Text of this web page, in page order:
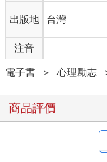
「在這世界上，最容易
從來不批評任何人，只
衷嘉獎他人，從不吝惜讚
某件事，卻一句好話也不
「我一生交遊廣闊，走
稱，「但我發現，無論
出版地 台灣
注音
電子書 ＞ 心理勵志
商品評價